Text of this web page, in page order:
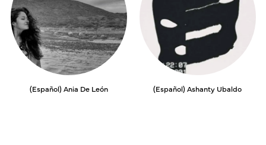
(Español) Ania De León (Español) Ashanty Ubaldo